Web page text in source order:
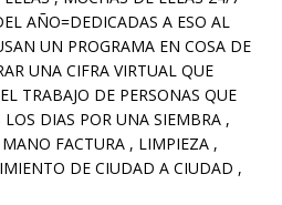
AÑO=DEDICADAS A ESO AL
UN PROGRAMA EN COSA DE
UNA CIFRA VIRTUAL QUE
TRABAJO DE PERSONAS QUE
DIAS POR UNA SIEMBRA ,
FACTURA , LIMPIEZA ,
DE CIUDAD A CIUDAD ,